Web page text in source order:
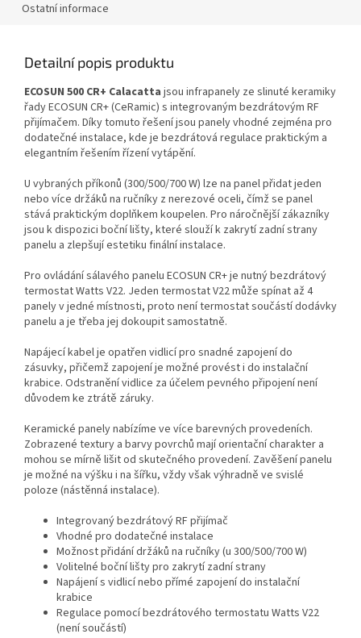
Ostatní informace
Detailní popis produktu
ECOSUN 500 CR+ Calacatta jsou infrapanely ze slinuté keramiky
řady ECOSUN CR+ (CeRamic) s integrovaným bezdrátovým RF
přijímačem. Díky tomuto řešení jsou panely vhodné zejména pro
dodatečné instalace, kde je bezdrátová regulace praktickým a
elegantním řešením řízení vytápění.
U vybraných příkonů (300/500/700 W) lze na panel přidat jeden
nebo více držáků na ručníky z nerezové oceli, čímž se panel
stává praktickým doplňkem koupelen. Pro náročnější zákazníky
jsou k dispozici boční lišty, které slouží k zakrytí zadní strany
panelu a zlepšují estetiku finální instalace.
Pro ovládání sálavého panelu ECOSUN CR+ je nutný bezdrátový
termostat Watts V22. Jeden termostat V22 může spínat až 4
panely v jedné místnosti, proto není termostat součástí dodávky
panelu a je třeba jej dokoupit samostatně.
Napájecí kabel je opatřen vidlicí pro snadné zapojení do
zásuvky, přičemž zapojení je možné provést i do instalační
krabice. Odstranění vidlice za účelem pevného připojení není
důvodem ke ztrátě záruky.
Keramické panely nabízíme ve více barevných provedeních.
Zobrazené textury a barvy povrchů mají orientační charakter a
mohou se mírně lišit od skutečného provedení. Zavěšení panelu
je možné na výšku i na šířku, vždy však výhradně ve svislé
poloze (nástěnná instalace).
Integrovaný bezdrátový RF přijímač
Vhodné pro dodatečné instalace
Možnost přidání držáků na ručníky (u 300/500/700 W)
Volitelné boční lišty pro zakrytí zadní strany
Napájení s vidlicí nebo přímé zapojení do instalační
krabice
Regulace pomocí bezdrátového termostatu Watts V22
(není součástí)